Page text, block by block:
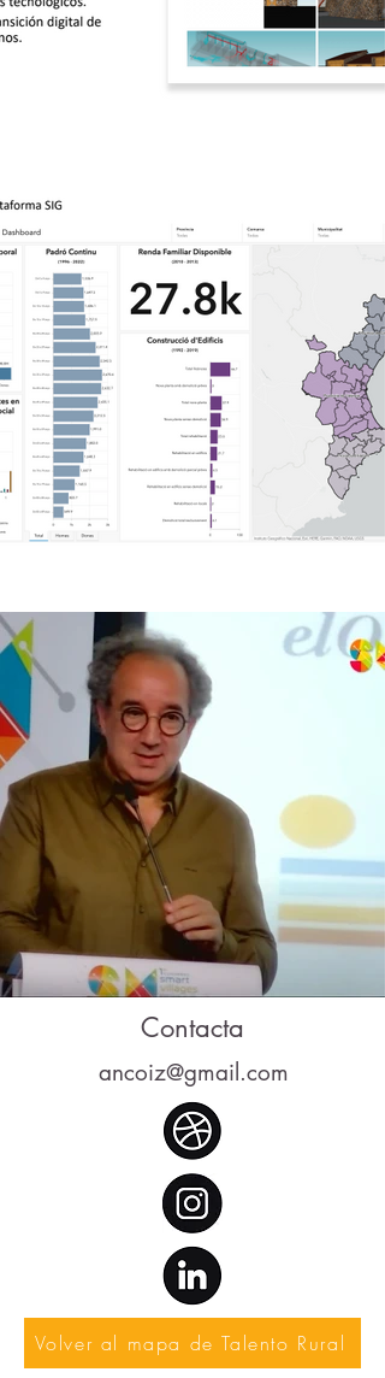
Contacta
ancoiz@gmail.com
Volver al mapa de Talento Rural